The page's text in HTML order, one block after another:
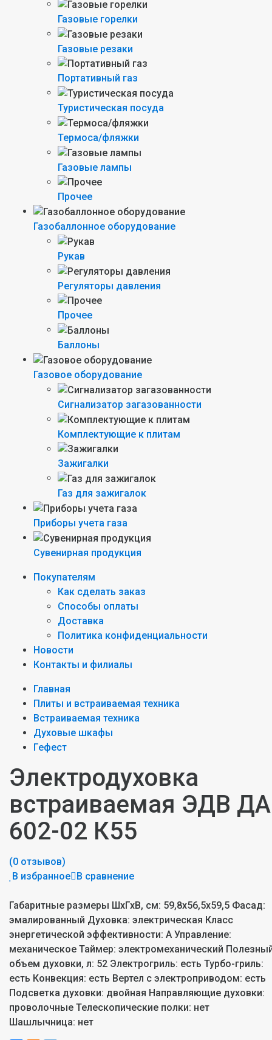
Газовые горелки
Газовые резаки
Портативный газ
Туристическая посуда
Термоса/фляжки
Газовые лампы
Прочее
Газобаллонное оборудование
Рукав
Регуляторы давления
Прочее
Баллоны
Газовое оборудование
Сигнализатор загазованности
Комплектующие к плитам
Зажигалки
Газ для зажигалок
Приборы учета газа
Сувенирная продукция
Покупателям
Как сделать заказ
Способы оплаты
Доставка
Политика конфиденциальности
Новости
Контакты и филиалы
Главная
Плиты и встраиваемая техника
Встраиваемая техника
Духовые шкафы
Гефест
Электродуховка
встраиваемая ЭДВ ДА
602-02 К55
(0 отзывов)
В избранное В сравнение
Габаритные размеры ШхГхВ, см: 59,8х56,5х59,5 Фасад:
эмалированный Духовка: электрическая Класс
энергетической эффективности: A Управление:
механическое Таймер: электромеханический
объем духовки, л: 52 Электрогриль: есть Турбо-гриль:
есть Конвекция: есть Вертел с электроприводом: есть
Подсветка духовки: двойная Направляющие духовки:
проволочные Телескопические полки: нет
Шашлычница: нет